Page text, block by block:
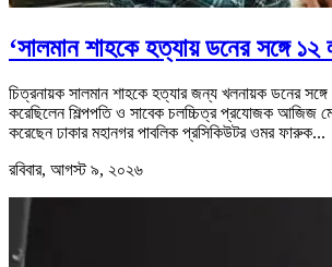
‘সালমান শাহকে হত্যায় ডনের সঙ্গে ১২
চিত্রনায়ক সালমান শাহকে হত্যার জন্য খলনায়ক ডনের
করেছিলেন শিল্পপতি ও সাবেক চলচ্চিত্র প্রযোজক আজিজ
করেছেন ঢাকার মহানগর পাবলিক প্রসিকিউটর ওমর ফারুক...
রবিবার, আগস্ট ৯, ২০২৬